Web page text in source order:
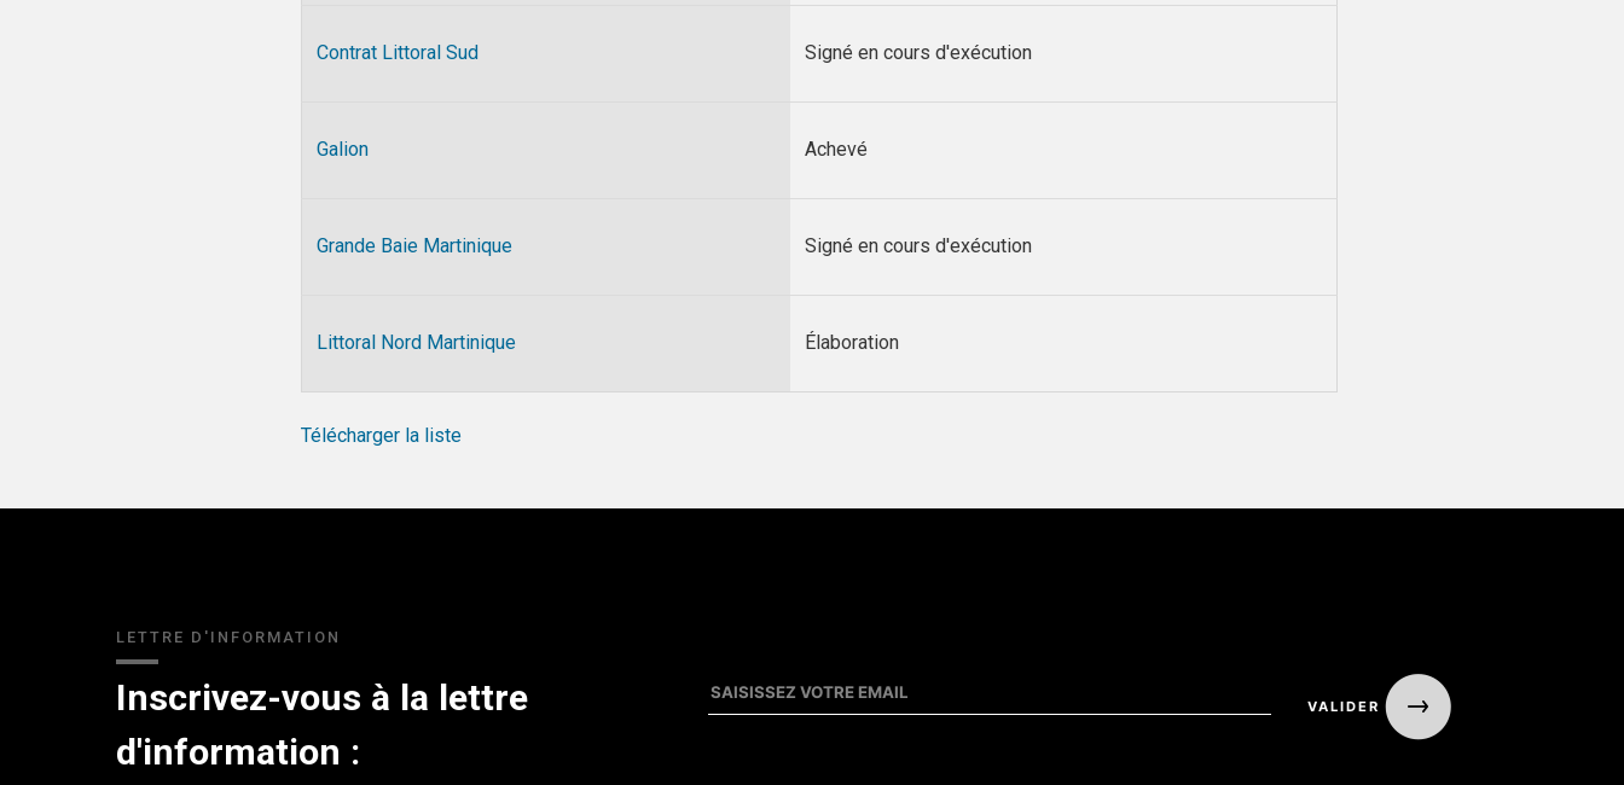
Contrat Littoral Sud Signé en cours d'exécution
Galion Achevé
Grande Baie Martinique Signé en cours d'exécution
Littoral Nord Martinique Élaboration
Télécharger la liste
LETTRE D'INFORMATION
Inscrivez-vous à la lettre
d'information :